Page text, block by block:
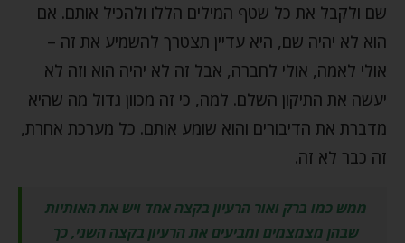
שם ולקבל את כל שטף המילים הללו ולהכיל אותם. אם
הוא לא יהיה שם, היא עדיין תצטרך להשמיע את זה –
אולי לאמה, אולי לחברה, אבל זה לא יהיה הוא וזה לא
יעשה את התיקון השלם. למה, כי זה מכוון גדול מה שהיא
מדברת את הדיבורים והוא שומע אותם. כל מערכת אחרת,
זה כבר לא זה.
ממש כמו ברק ואור הרעיון בקצה אחד ויש את האותיות
שבהן מצמצמים ומביעים את הרעיון בקצה השני, כך